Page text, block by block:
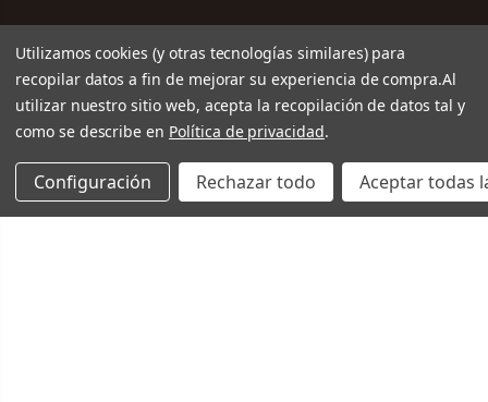
Utilizamos cookies (y otras tecnologías similares) para
recopilar datos a fin de mejorar su experiencia de compra.Al
utilizar nuestro sitio web, acepta la recopilación de datos tal y
como se describe en Política de privacidad.
Configuración Rechazar todo Aceptar todas